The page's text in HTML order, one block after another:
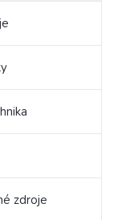
zdroje